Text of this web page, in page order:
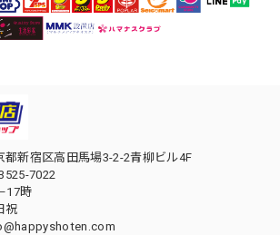
都新宿区高田馬場3-2-2青柳ビル4F
7022
17時
祝